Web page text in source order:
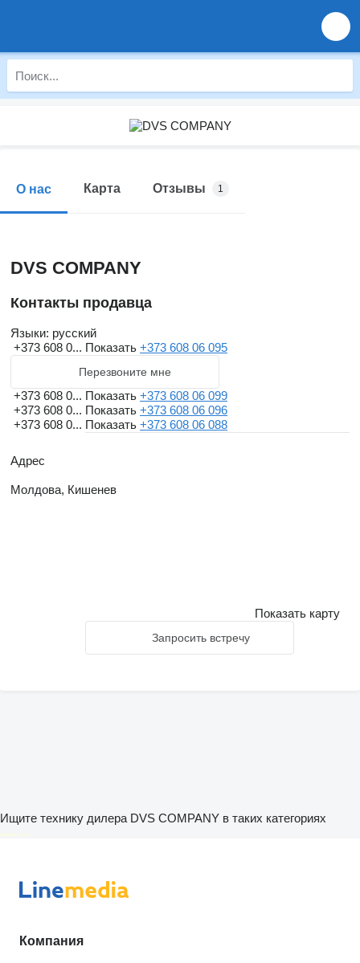
О нас Карта Отзывы 1
DVS COMPANY
Контакты продавца
Языки: русский
+373 608 0... Показать +373 608 06 095
Перезвоните мне
+373 608 0... Показать +373 608 06 099
+373 608 0... Показать +373 608 06 096
+373 608 0... Показать +373 608 06 088
Адрес
Молдова, Кишенев
Показать карту
Запросить встречу
Ищите технику дилера DVS COMPANY в таких категориях
disallow-in-dsa
Компания